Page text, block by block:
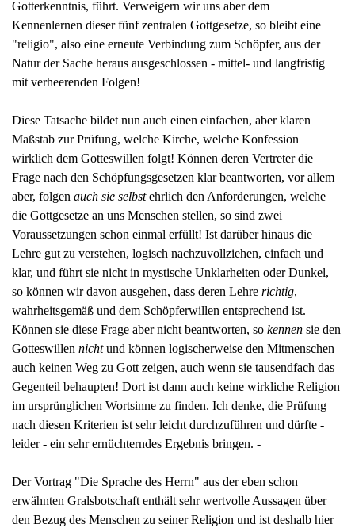
Gotterkenntnis, führt. Verweigern wir uns aber dem
Kennenlernen dieser fünf zentralen Gottgesetze, so bleibt eine
"religio", also eine erneute Verbindung zum Schöpfer, aus der
Natur der Sache heraus ausgeschlossen - mittel- und langfristig
mit verheerenden Folgen!
Diese Tatsache bildet nun auch einen einfachen, aber klaren
Maßstab zur Prüfung, welche Kirche, welche Konfession
wirklich dem Gotteswillen folgt! Können deren Vertreter die
Frage nach den Schöpfungsgesetzen klar beantworten, vor allem
aber, folgen auch sie selbstehrlich den Anforderungen, welche
die Gottgesetze an uns Menschen stellen, so sind zwei
Voraussetzungen schon einmal erfüllt! Ist darüber hinaus die
Lehre gut zu verstehen, logisch nachzuvollziehen, einfach und
klar, und führt sie nicht in mystische Unklarheiten oder Dunkel,
so können wir davon ausgehen, dass deren Lehre richtig,
wahrheitsgemäß und dem Schöpferwillen entsprechend ist.
Können sie diese Frage aber nicht beantworten, so kennen sie den
Gotteswillen nichtund können logischerweise den Mitmenschen
auch keinen Weg zu Gott zeigen, auch wenn sie tausendfach das
Gegenteil behaupten! Dort ist dann auch keine wirkliche Religion
im ursprünglichen Wortsinne zu finden. Ich denke, die Prüfung
nach diesen Kriterien ist sehr leicht durchzuführen und dürfte -
leider - ein sehr ernüchterndes Ergebnis bringen. -
Der Vortrag "Die Sprache des Herrn" aus der eben schon
erwähnten Gralsbotschaft enthält sehr wertvolle Aussagen über
den Bezug des Menschen zu seiner Religion und ist deshalb hier